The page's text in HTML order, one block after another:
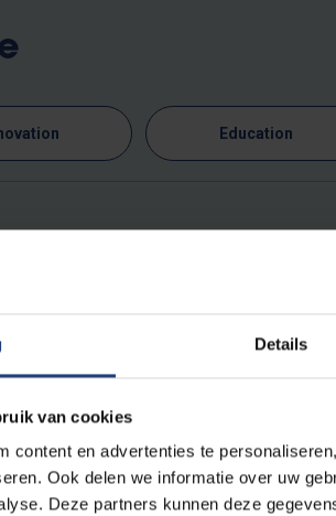
Details
van cookies
content en advertenties te
Ook delen we informatie over uw
Deze partners kunnen deze
Education